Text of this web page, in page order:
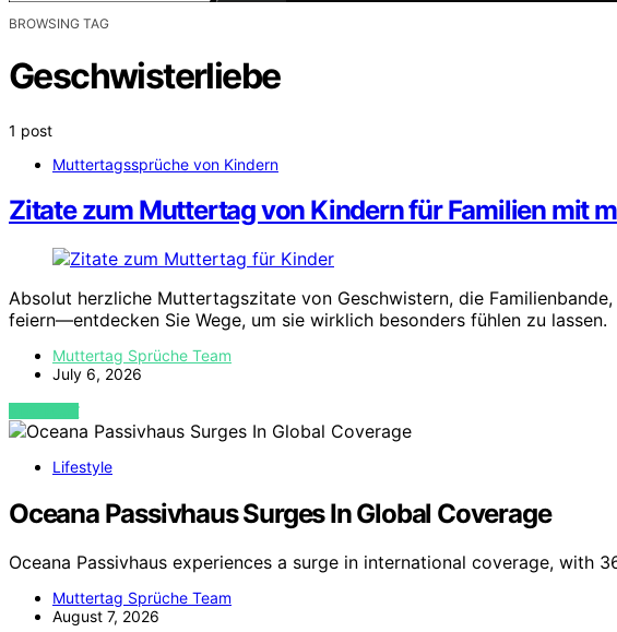
BROWSING TAG
Geschwisterliebe
1 post
Muttertagssprüche von Kindern
Zitate zum Muttertag von Kindern für Familien mit
Absolut herzliche Muttertagszitate von Geschwistern, die
feiern—entdecken Sie Wege, um sie wirklich besonders fühlen zu lassen.
Muttertag Sprüche Team
July 6, 2026
VIEW POST
Lifestyle
Oceana Passivhaus Surges In Global Coverage
Oceana Passivhaus experiences a surge in international coverage, with
Muttertag Sprüche Team
August 7, 2026